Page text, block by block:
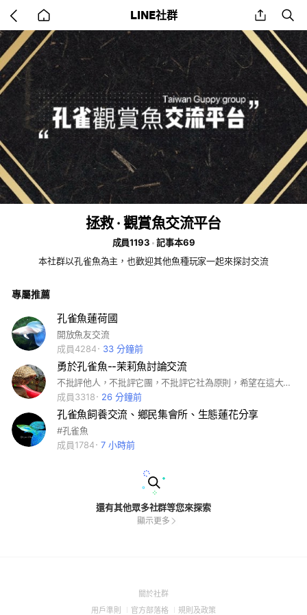
back
to
home
LINE社群 share
拯救 · 觀賞魚交流平台
成員1193
記事本69
本社群以孔雀魚為主，也歡迎其他魚種玩家一起來探討交流
專屬推薦
孔雀魚蓮荷國
開放魚友交流
成員4284
33 分鐘前
勇於孔雀魚--茉莉魚討論交流
不批評他人，不批評它團，不批評它社為原則，希望在這大家互相交流討論，互相尊重他人，
成員3318
26 分鐘前
孔雀魚飼養交流、鄉民集會所、生態蓮花分享
#孔雀魚
成員1784
7 小時前
還有其他眾多社群等您來探索
顯示更多
關於社群(Open
用戶準則 (Open
官方部落格 (Open
規則及政策(Open